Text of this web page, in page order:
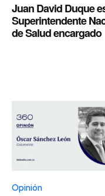
Juan David Duque
Superintendente
de Salud encargado
Opinión